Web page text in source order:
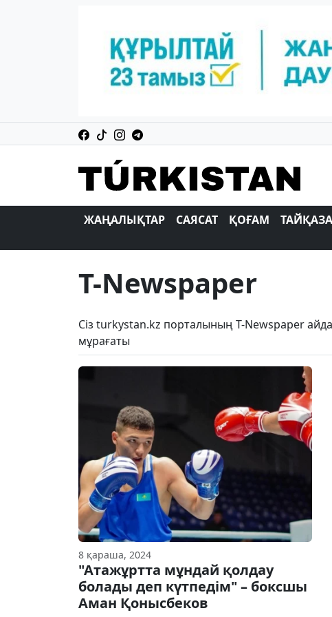
ЖАҢАЛЫҚТАР САЯСАТ ҚОҒАМ
T-Newspaper
Сіз turkystan.kz порталының T-Newspaper
мұрағаты
8 қараша, 2024
"Атажұртта мұндай қолдау
болады деп күтпедім" – боксшы
Аман Қонысбеков